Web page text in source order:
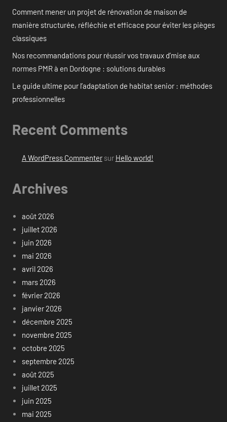
Comment mener un projet de rénovation de maison de
manière structurée, réfléchie et efficace pour éviter les pièges
classiques
Nos recommandations pour réussir vos travaux d’mise aux
normes PMR à en Dordogne : solutions durables
Le guide ultime pour l’adaptation de habitat senior : méthodes
professionnelles
Recent Comments
A WordPress Commentersur Hello world!
Archives
août 2026
juillet 2026
juin 2026
mai 2026
avril 2026
mars 2026
février 2026
janvier 2026
décembre 2025
novembre 2025
octobre 2025
septembre 2025
août 2025
juillet 2025
juin 2025
mai 2025